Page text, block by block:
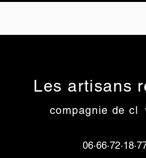
Les artisans
compagnie de cl